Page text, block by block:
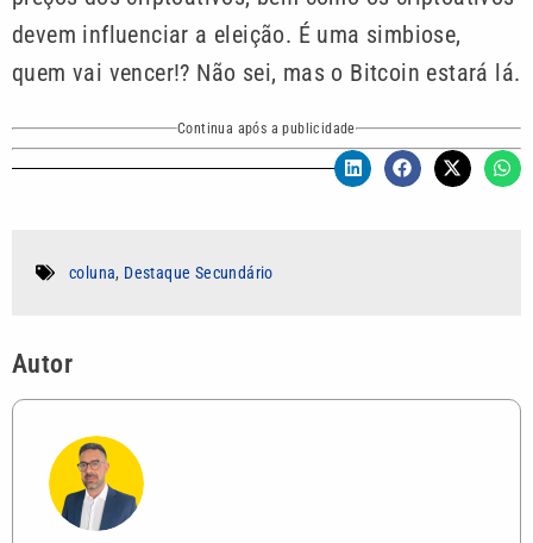
devem influenciar a eleição. É uma simbiose,
quem vai vencer!? Não sei, mas o Bitcoin estará lá.
Continua após a publicidade
coluna, Destaque Secundário
Autor